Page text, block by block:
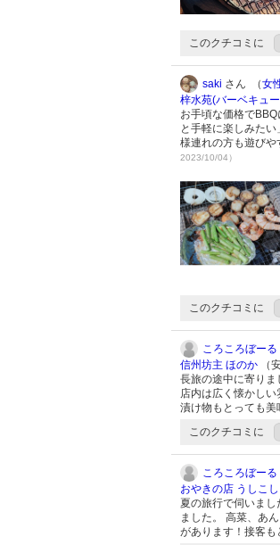
このクチコミに
saki さん （女
梓水苑(バーベキュ
お手頃な価格で
と手軽に楽しみた
様連れの方も遊びや
2023/10/04）
このクチコミに
ころころぼーる
信州坊主 ほのか （
長旅の途中に寄り
店内は広く懐かし
漬け物もとっても美
このクチコミに
ころころぼーる
おやきの店 うしこし
夏の旅行で伺いま
ました。 高菜、あ
があります！接客も